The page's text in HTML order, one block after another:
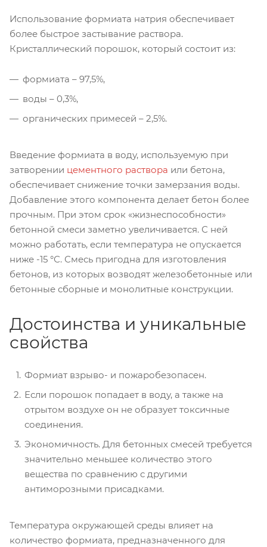
Использование формиата натрия обеспечивает
более быстрое застывание раствора.
Кристаллический порошок, который состоит из:
формиата – 97,5%,
воды – 0,3%,
органических примесей – 2,5%.
Введение формиата в воду, используемую при
затворении цементного раствора или бетона,
обеспечивает снижение точки замерзания воды.
Добавление этого компонента делает бетон более
прочным. При этом срок «жизнеспособности»
бетонной смеси заметно увеличивается. С ней
можно работать, если температура не опускается
ниже -15 °С. Смесь пригодна для изготовления
бетонов, из которых возводят железобетонные или
бетонные сборные и монолитные конструкции.
Достоинства и уникальные
свойства
Формиат взрыво- и пожаробезопасен.
Если порошок попадает в воду, а также на
отрытом воздухе он не образует токсичные
соединения.
Экономичность. Для бетонных смесей требуется
значительно меньшее количество этого
вещества по сравнению с другими
антиморозными присадками.
Температура окружающей среды влияет на
количество формиата, предназначенного для